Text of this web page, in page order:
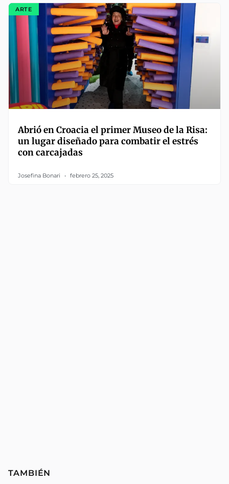
ARTE
Abrió en Croacia el primer Museo de la Risa:
un lugar diseñado para combatir el estrés
con carcajadas
Josefina Bonari febrero 25, 2025
TAMBIÉN